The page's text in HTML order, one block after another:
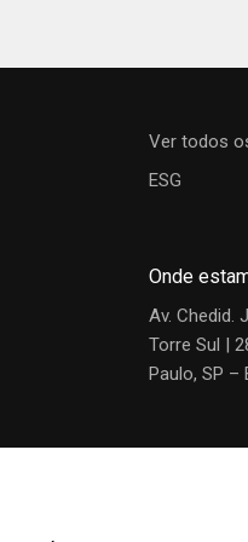
Ver todos
ESG
Onde
Av. Chedid.
Torre Sul |
Paulo, SP –